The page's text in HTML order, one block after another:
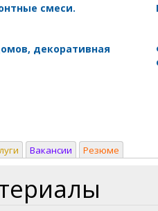
смеси.
декоративная
Вакансии Резюме